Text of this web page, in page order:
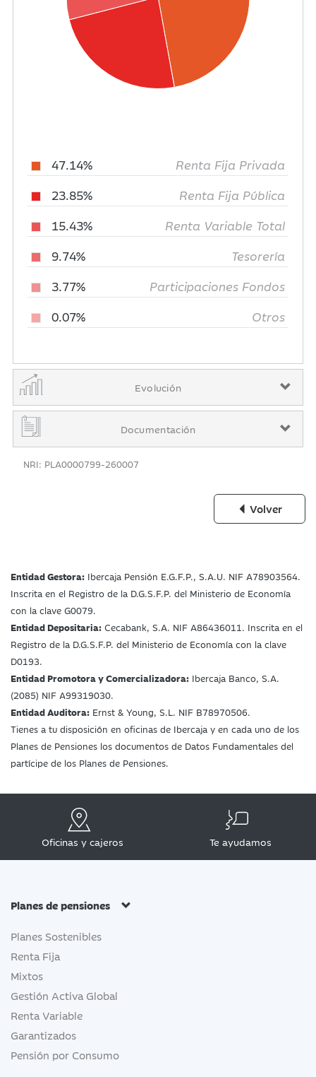
47.14%
Renta Fija Privada
23.85%
Renta Fija Pública
15.43%
Renta Variable Total
9.74%
Tesorería
3.77%
Participaciones Fondos
0.07%
Otros
Evolución
Documentación
NRI: PLA0000799-260007
Volver
Entidad Gestora: Ibercaja Pensión E.G.F.P., S.A.U. NIF A78903564.
Inscrita en el Registro de la D.G.S.F.P. del Ministerio de Economía
con la clave G0079.
Entidad Depositaria: Cecabank, S.A. NIF A86436011. Inscrita en el
Registro de la D.G.S.F.P. del Ministerio de Economía con la clave
D0193.
Entidad Promotora y Comercializadora: Ibercaja Banco, S.A.
(2085) NIF A99319030.
Entidad Auditora: Ernst & Young, S.L. NIF B78970506.
Tienes a tu disposición en oficinas de Ibercaja y en cada uno de los
Planes de Pensiones los documentos de Datos Fundamentales del
partícipe de los Planes de Pensiones.
Oficinas y cajeros Te ayudamos
Planes de pensiones
Planes Sostenibles
Renta Fija
Mixtos
Gestión Activa Global
Renta Variable
Garantizados
Pensión por Consumo